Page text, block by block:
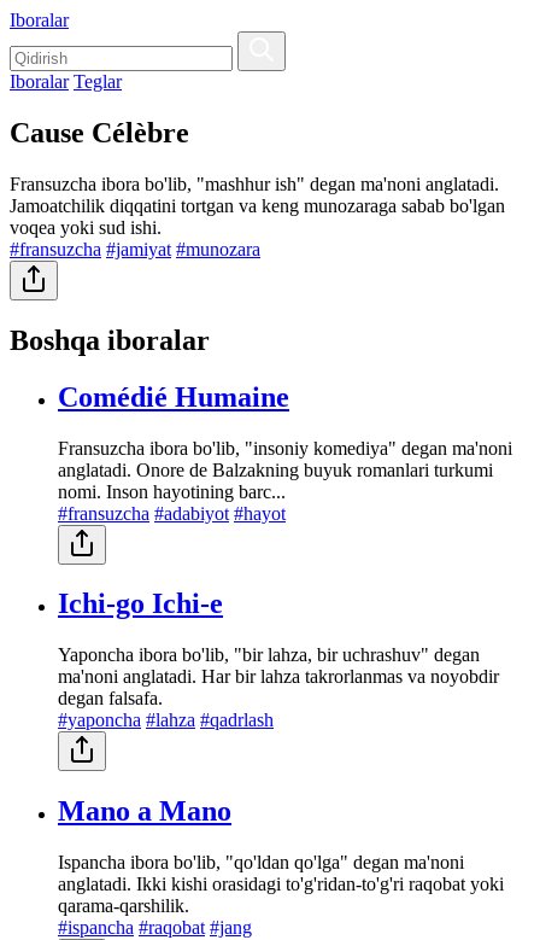
Iboralar
Iboralar Teglar
Cause Célèbre
Fransuzcha ibora bo'lib, "mashhur ish" degan ma'noni anglatadi.
Jamoatchilik diqqatini tortgan va keng munozaraga sabab bo'lgan
voqea yoki sud ishi.
#fransuzcha #jamiyat #munozara
Boshqa iboralar
Comédié Humaine
Fransuzcha ibora bo'lib, "insoniy komediya" degan ma'noni
anglatadi. Onore de Balzakning buyuk romanlari turkumi
nomi. Inson hayotining barc...
#fransuzcha #adabiyot #hayot
Ichi-go Ichi-e
Yaponcha ibora bo'lib, "bir lahza, bir uchrashuv" degan
ma'noni anglatadi. Har bir lahza takrorlanmas va noyobdir
degan falsafa.
#yaponcha #lahza #qadrlash
Mano a Mano
Ispancha ibora bo'lib, "qo'ldan qo'lga" degan ma'noni
anglatadi. Ikki kishi orasidagi to'g'ridan-to'g'ri raqobat yoki
qarama-qarshilik.
#ispancha #raqobat #jang